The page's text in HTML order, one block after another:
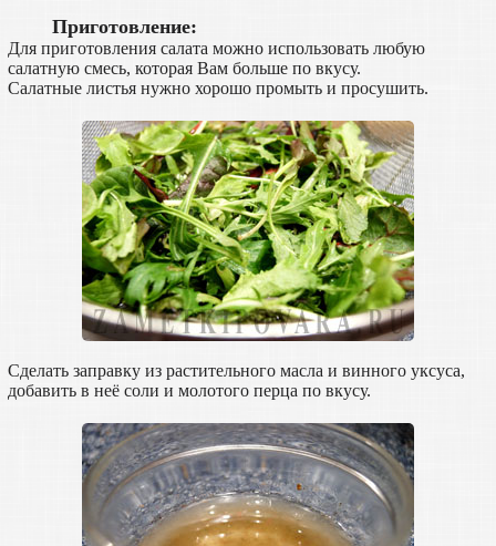
Приготовление:
Для приготовления салата можно использовать любую
салатную смесь, которая Вам больше по вкусу.
Салатные листья нужно хорошо промыть и просушить.
Сделать заправку из растительного масла и винного уксуса,
добавить в неё соли и молотого перца по вкусу.